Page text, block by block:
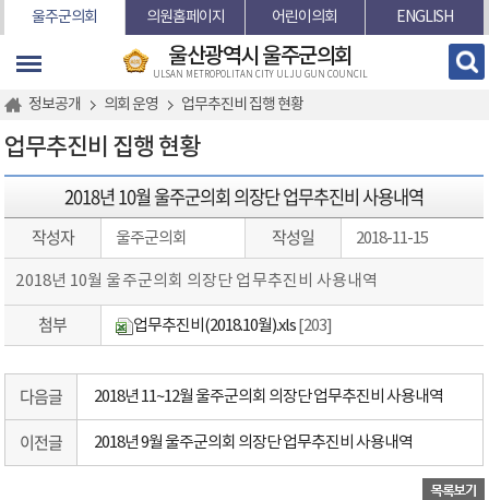
본문바로가기
울주군의회 의원홈페이지 어린이의회 ENGLISH
울산광역시 울주군의회
ULSAN METROPOLITAN CITY ULJU GUN COUNCIL
정보공개 의회 운영 업무추진비 집행 현황
업무추진비 집행 현황
2018년 10월 울주군의회 의장단 업무추진비 사용내역
작성자 울주군의회 작성일 2018-11-15
2018년 10월 울주군의회 의장단 업무추진비 사용내역
첨부 업무추진비(2018.10월).xls [203]
다음글 2018년 11~12월 울주군의회 의장단 업무추진비 사용내역
이전글 2018년 9월 울주군의회 의장단 업무추진비 사용내역